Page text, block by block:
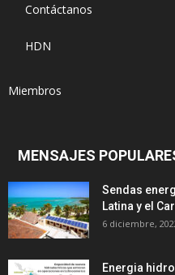
Contáctanos
HDN
Miembros
MENSAJES
Sendas
Latina y el
6 diciembre,
Energia